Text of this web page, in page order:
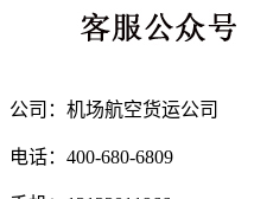
公司：机场航空货运公司
电话：400-680-6809